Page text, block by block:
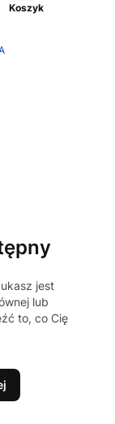
Koszyk
jest
lub
to, co Cię